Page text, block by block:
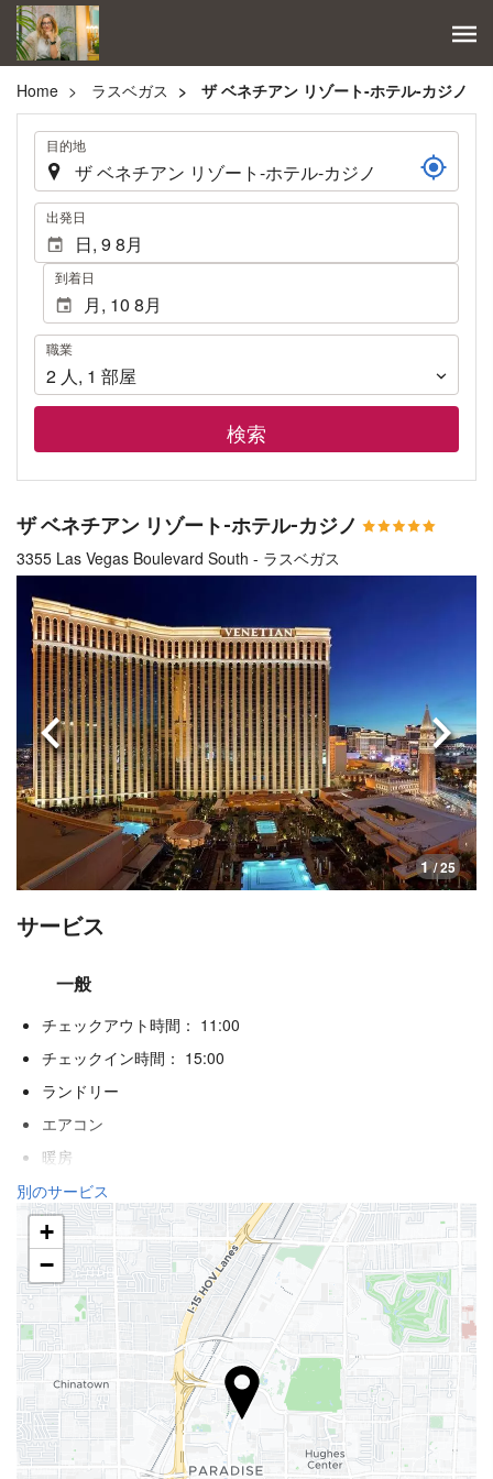
Home ラスベガス ザ ベネチアン リゾート-ホテル-カジノ
. 目的地
. 出発日
到着日
職
業
職業
2 人, 1 部屋
検索
ザ ベネチアン リゾート-ホテル-カジノ
3355 Las Vegas Boulevard South - ラスベガス
1 / 25
前へ 次へ
サービス
一般
チェックアウト時間： 11:00
チェックイン時間： 15:00
ランドリー
エアコン
暖房
エレベーター
身体不自由者用のアクセス
禁煙ルーム
喫煙エリア
アレルギー対応客室
ペット不可
ウェルネス
ラウンジャー / ビーチチェア
別のサービス
+
−